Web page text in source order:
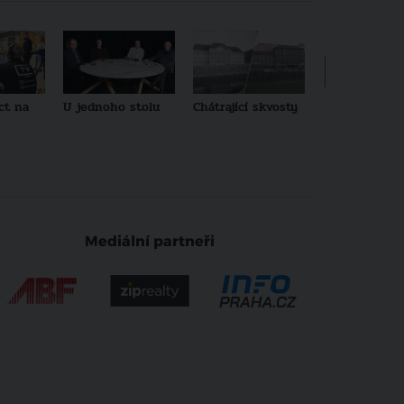
na
U jednoho stolu Chátrající skvosty
Mediální partneři